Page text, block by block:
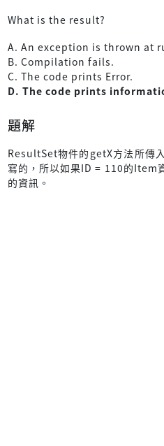
What is the result?
A. An exception is thrown at
B. Compilation fails.
C. The code prints Error.
D. The code prints
題解
ResultSet物件的getX方法所傳
寫的，所以如果ID = 110的Item
的資訊。